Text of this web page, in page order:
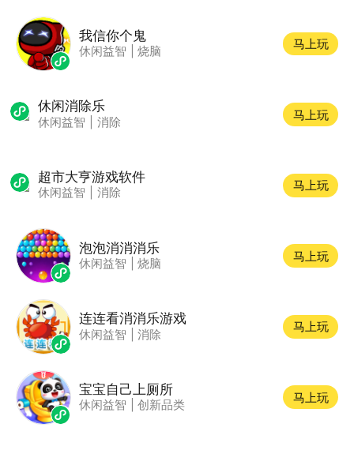
我信你个鬼
休闲益智 烧脑
马上玩
休闲消除乐
休闲益智 消除
马上玩
超市大亨游戏软件
休闲益智 消除
马上玩
泡泡消消消乐
休闲益智 烧脑
马上玩
连连看消消乐游戏
休闲益智 消除
马上玩
宝宝自己上厕所
休闲益智 创新品类
马上玩